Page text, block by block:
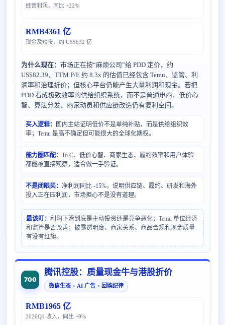
经营利润，同比 +22%
RMB4361 亿
现金及短投，约 US$632 亿
为什么现在： 市场正在按“麻烦公司”给 PDD 定价，约
US$82.39、TTM P/E 约 8.3x 的估值已经包含 Temu、监管、利
润率和治理折价；但核心平台仍能产生大量利润和现金。若把
PDD 看成极致效率的供给组织系统，而不是普通电商，低价心
智、算法分发、商家动员和供应链改造仍有复利空间。
买入逻辑：
国内主站证明低价不是单纯补贴，而是供给组织效
率；Temu 是高不确定但可能很大的全球化期权。
能力圈匹配： To C、低价心智、商家生态、履约效率和用户体验
都能被直接观察，适合做一手验证。
不是闭眼买： 净利润同比 -15%，说明供应链、履约、研发和海外
投入正在压利润，市场担心不是没有道理。
最该盯： 利润下滑到底是主动投资还是竞争恶化；Temu 单位经济
和监管是否改善；披露透明度、商家关系、商品合规和现金质量
有没有红旗。
700
腾讯控股：质量现金牛与港股折价
微信生态 + AI 广告 + 回购纪律
RMB1965 亿
2026Q1 收入，同比 +9%